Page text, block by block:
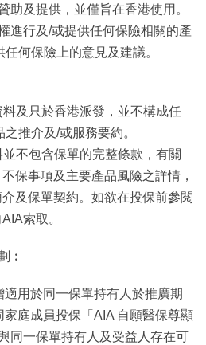
助及提供，並僅旨在香港使用。
進行及/或提供任何保險相關的產
何保險上的意見及建議。
及只於香港派發，並不構成任
推介及/或服務要約。
不包含保單的完整條款，有關
保事項及主要產品風險之詳情，
及保單契約。如欲在投保前參閱
索取。
︰
用於同一保單持有人於推廣期
家庭成員投保「AIA 自願醫保尊顯
同一保單持有人及受益⼈存在可